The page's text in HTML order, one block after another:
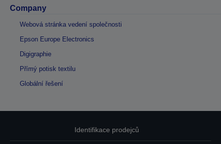
Company
Webová stránka vedení společnosti
Epson Europe Electronics
Digigraphie
Přímý potisk textilu
Globální řešení
Identifikace prodejců